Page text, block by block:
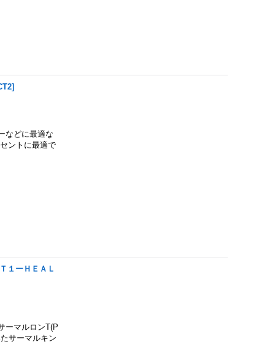
]
などに最適な
ントに最適で
１ーＨＥＡＬ
ーマルロンT(P
サーマルキン